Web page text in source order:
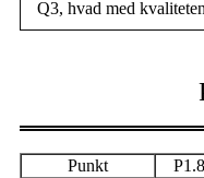
Q3, hvad med
Punkt